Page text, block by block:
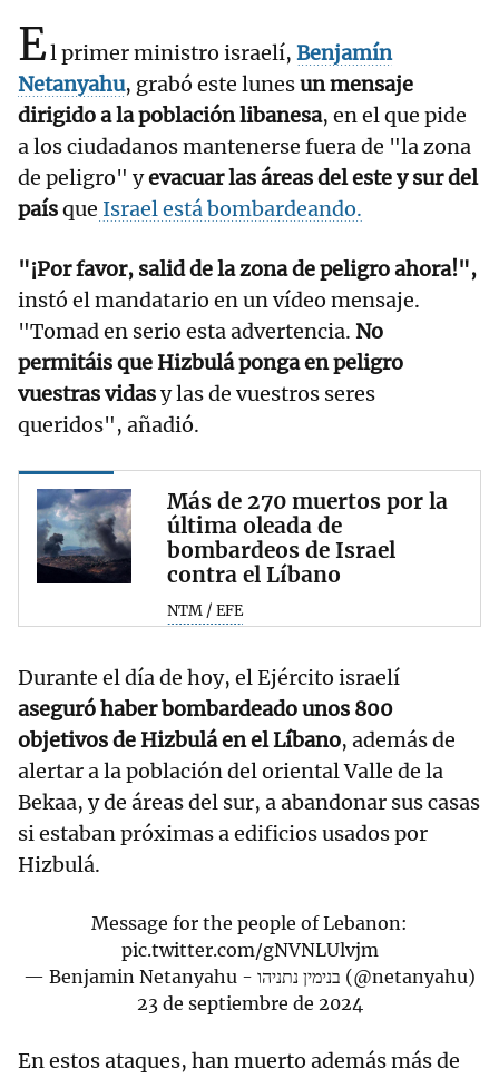
El primer ministro israelí, Benjamín
Netanyahu, grabó este lunesun mensaje
dirigido a la población libanesa, en el que pide
a los ciudadanos mantenerse fuera de "la zona
de peligro" yevacuar las áreas del este y sur del
paísque Israel está bombardeando.
"¡Por favor, salid de la zona de peligro ahora!",
instó el mandatario en un vídeo mensaje.
"Tomad en serio esta advertencia. No
permitáis que Hizbulá ponga en peligro
vuestras vidasy las de vuestros seres
queridos", añadió.
Más de 270 muertos por la
última oleada de
bombardeos de Israel
contra el Líbano
NTM / EFE
Durante el día de hoy, el Ejército israelí
aseguró haber bombardeado unos 800
objetivos de Hizbulá en el Líbano, además de
alertar a la población del oriental Valle de la
Bekaa, y de áreas del sur, a abandonar sus casas
si estaban próximas a edificios usados por
Hizbulá.
Message for the people of Lebanon:
pic.twitter.com/gNVNLUlvjm
— Benjamin Netanyahu - בנימין נתניהו (@netanyahu)
23 de septiembre de 2024
En estos ataques, han muerto además más de